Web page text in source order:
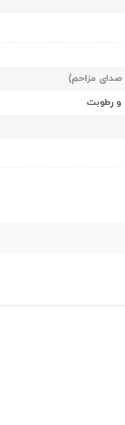
مزاحم)
و رطوبت